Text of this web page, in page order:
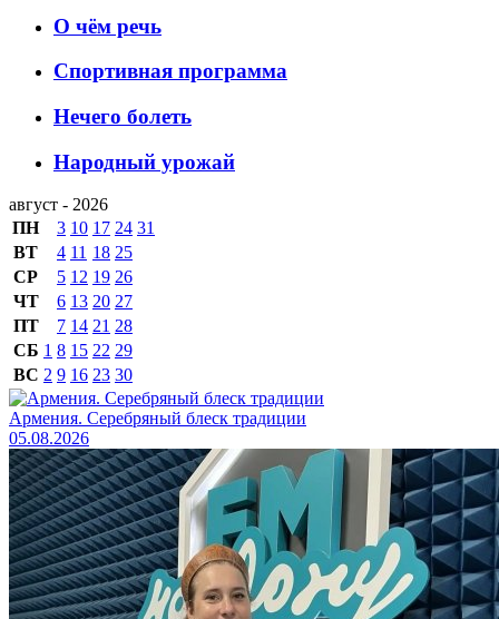
О чём речь
Спортивная программа
Нечего болеть
Народный урожай
август - 2026
ПН
3 10 17 24 31
ВТ
4 11 18 25
СР
5 12 19 26
ЧТ
6 13 20 27
ПТ
7 14 21 28
СБ 1 8 15 22 29
ВС 2 9 16 23 30
Армения. Серебряный блеск традиции
05.08.2026